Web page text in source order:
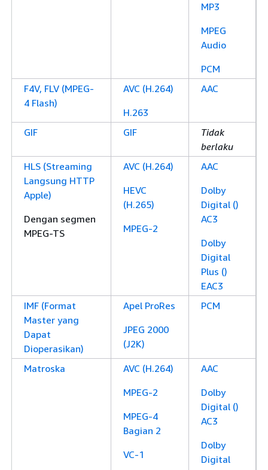
MP3
MPEG
Audio
PCM
F4V, FLV (MPEG-
4 Flash)
AVC (H.264)
H.263
AAC
GIF GIF
Tidak
berlaku
HLS (Streaming
Langsung HTTP
Apple)
Dengan segmen
MPEG-TS
AVC (H.264)
HEVC
(H.265)
MPEG-2
AAC
Dolby
Digital ()
AC3
Dolby
Digital
Plus ()
EAC3
IMF (Format
Master yang
Dapat
Dioperasikan)
Apel ProRes
JPEG 2000
(J2K)
PCM
Matroska
AVC (H.264)
MPEG-2
MPEG-4
Bagian 2
VC-1
AAC
Dolby
Digital ()
AC3
Dolby
Digital